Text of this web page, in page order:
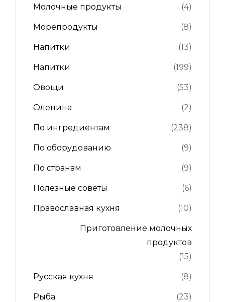
Молочные продукты (4)
Морепродукты (8)
Напитки (13)
Напитки (199)
Овощи (53)
Оленина (2)
По ингредиентам (238)
По оборудованию (9)
По странам (9)
Полезные советы (6)
Православная кухня (10)
Приготовление молочных
продуктов
(15)
Русская кухня (8)
Рыба (23)